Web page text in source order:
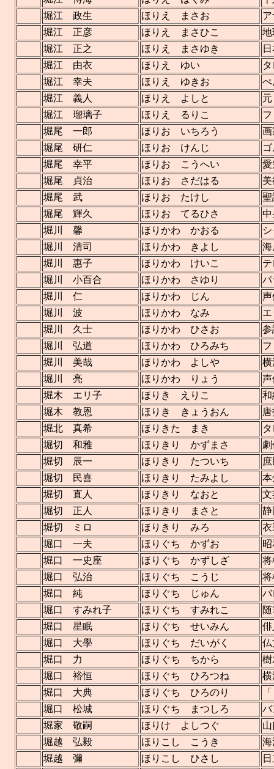
堀江 政生
ほりえ まさお
堀江 正彦
ほりえ まさひこ
地
堀江 正之
ほりえ まさゆき
堀江 由衣
ほりえ ゆい
堀江 幸夫
ほりえ ゆきお
ぺ
堀江 義人
ほりえ よしと
堀江 瑠璃子
ほりえ るりこ
堀尾 一郎
ほりお いちろう
画
堀尾 研仁
ほりお けんじ
堀尾 幸平
ほりお こうへい
堀尾 貞治
ほりお さだはる
堀尾 武
ほりお たけし
聖
堀尾 輝久
ほりお てるひさ
中
堀川 馨
ほりかわ かおる
堀川 清司
ほりかわ きよし
海
堀川 惠子
ほりかわ けいこ
堀川 小百合
ほりかわ さゆり
パ
堀川 仁
ほりかわ じん
声
堀川 波
ほりかわ なみ
堀川 久士
ほりかわ ひさお
参
堀川 弘道
ほりかわ ひろみち
堀川 美哉
ほりかわ よしや
横
堀川 亮
ほりかわ りょう
声
堀木 エリ子
ほりき えりこ
和
堀木 教恩
ほりき きょうおん
堀北 真希
ほりきた まき
堀切 和雅
ほりきり かずまさ
堀切 辰一
ほりきり たついち
堀切 民喜
ほりきり たみよし
本
堀切 直人
ほりきり なおと
文
堀切 正人
ほりきり まさと
静
堀切 ミロ
ほりきり みろ
堀口 一夫
ほりぐち かずお
堀口 一史座
ほりぐち かずしざ
将
堀口 弘治
ほりぐち こうじ
将
堀口 純
ほりぐち じゅん
バ
堀口 すみれ子
ほりぐち すみれこ
堀口 星眠
ほりぐち せいみん
俳
堀口 大學
ほりぐち だいがく
堀口 力
ほりぐち ちから
樹
堀口 裕恒
ほりぐち ひろつね
横
堀口 大典
ほりぐち ひろのり
堀口 松城
ほりぐち まつしろ
バ
堀家 敬嗣
ほりけ よしつぐ
堀越 弘毅
ほりこし こうき
海
堀越 彌
ほりこし ひさし